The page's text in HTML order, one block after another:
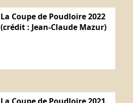
La Coupe de Poudloire 2022
(crédit : Jean-Claude Mazur)
La Coupe de Poudloire 2021